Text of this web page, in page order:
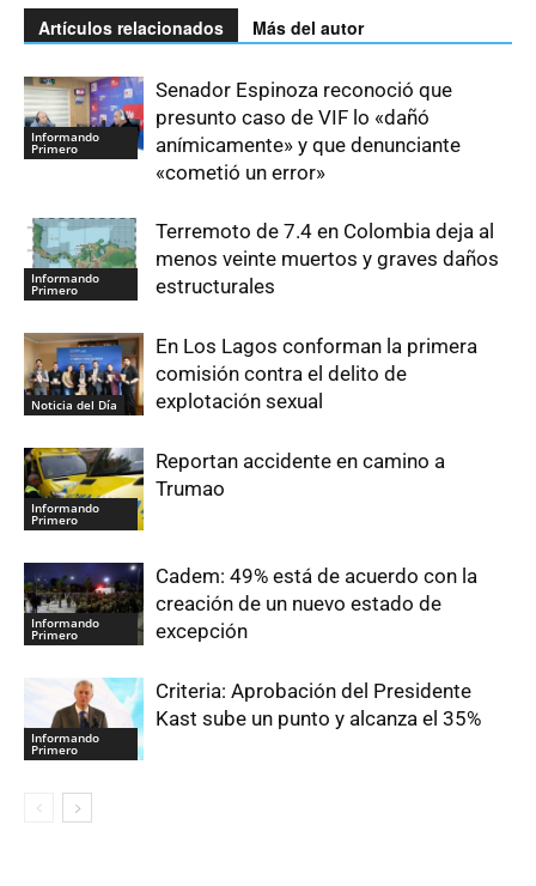
Artículos relacionados Más del autor
Informando
Primero
Senador Espinoza reconoció que
presunto caso de VIF lo «dañó
anímicamente» y que denunciante
«cometió un error»
Informando
Primero
Terremoto de 7.4 en Colombia deja al
menos veinte muertos y graves daños
estructurales
Noticia del Día
En Los Lagos conforman la primera
comisión contra el delito de
explotación sexual
Informando
Primero
Reportan accidente en camino a
Trumao
Informando
Primero
Cadem: 49% está de acuerdo con la
creación de un nuevo estado de
excepción
Informando
Primero
Criteria: Aprobación del Presidente
Kast sube un punto y alcanza el 35%